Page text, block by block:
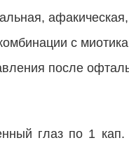
с
после
глаз по 1